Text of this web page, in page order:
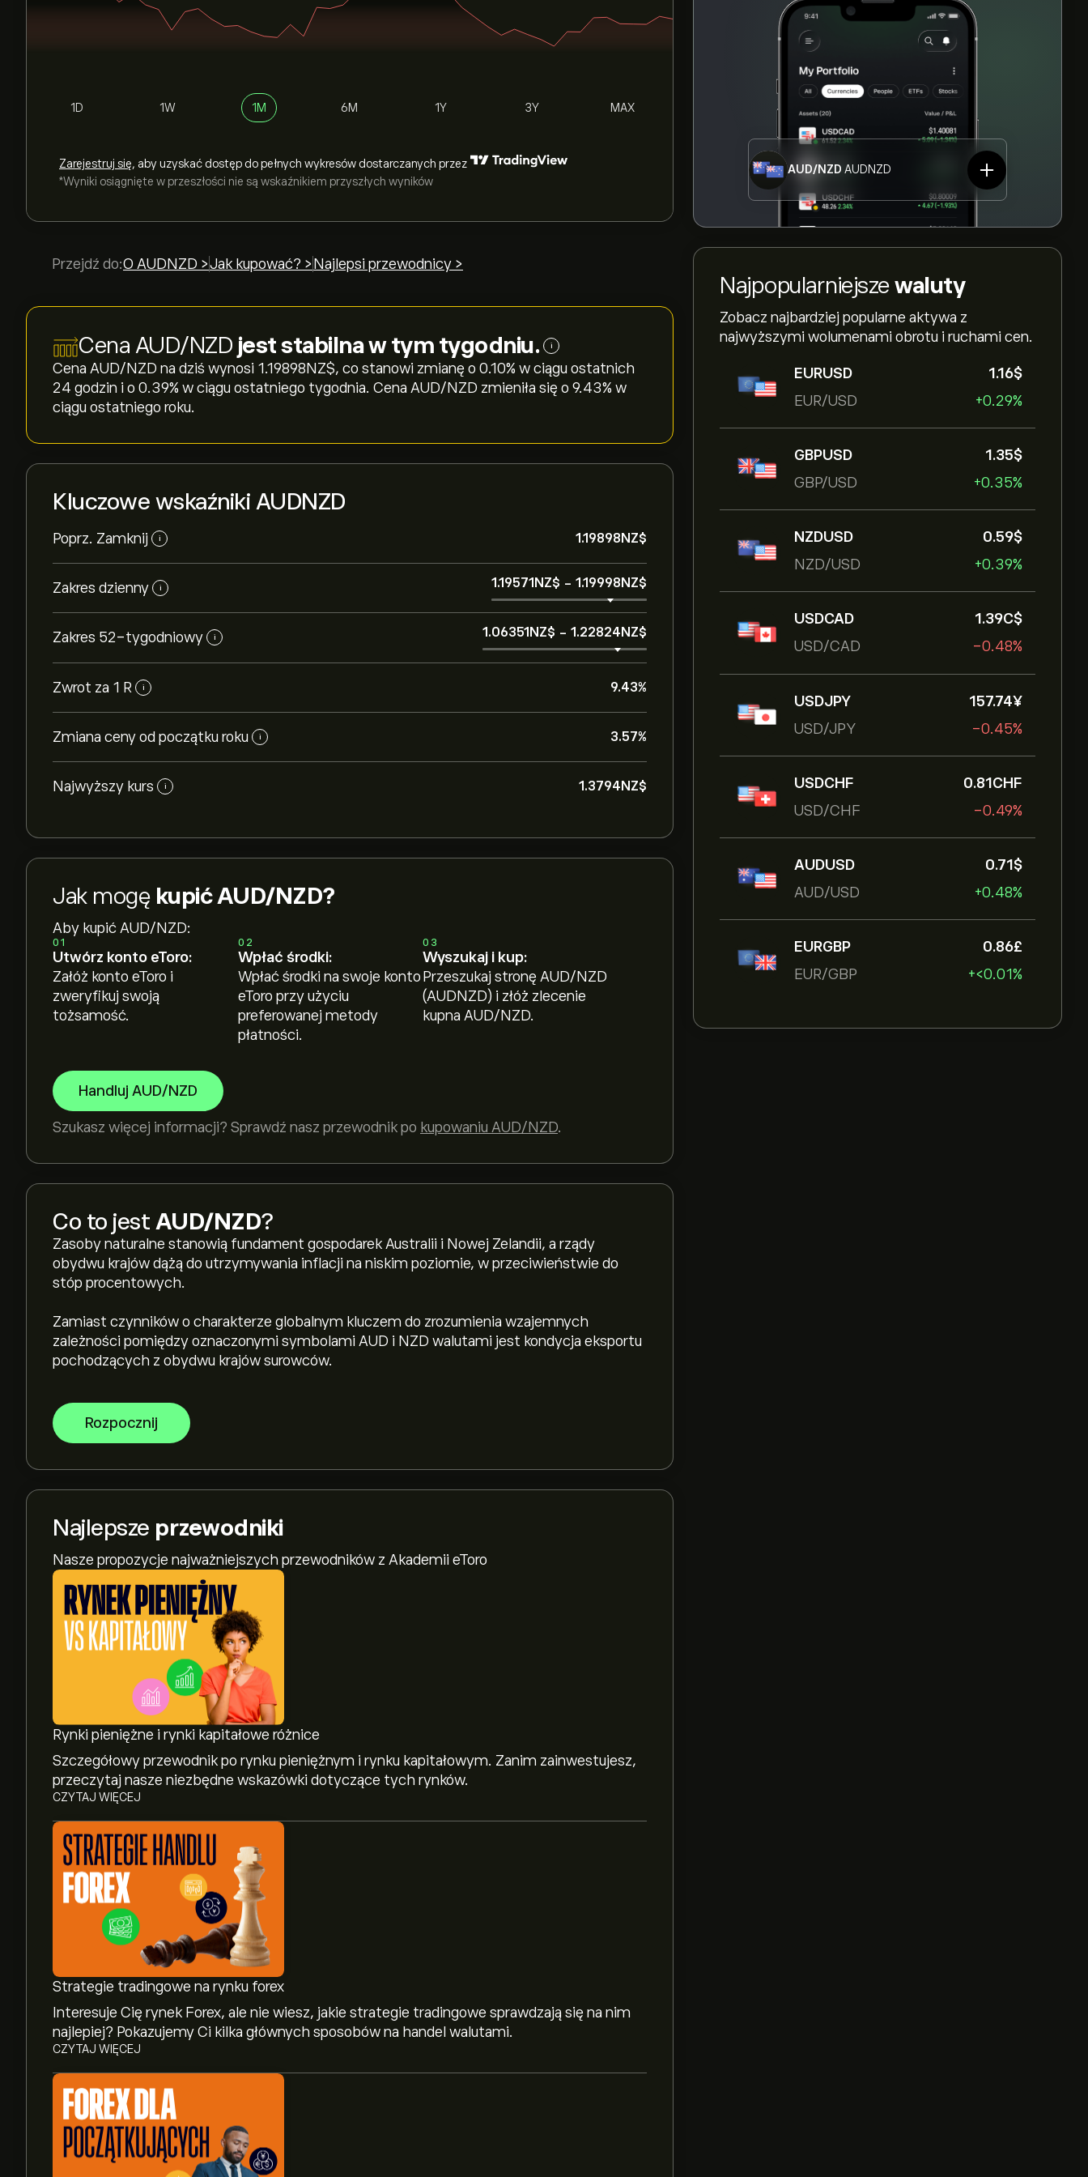
AUD/NZD AUDNZD
Najpopularniejszewaluty
Zobacz najbardziej popularne aktywa z
najwyższymi wolumenami obrotu i ruchami cen.
EURUSD
EUR/USD
1.16‎$‎
+0.29%
GBPUSD
GBP/USD
1.35‎$‎
+0.35%
NZDUSD
NZD/USD
0.59‎$‎
+0.39%
USDCAD
USD/CAD
1.39‎C$‎
-0.48%
USDJPY
USD/JPY
157.74‎¥‎
-0.45%
USDCHF
USD/CHF
0.81‎CHF‎
-0.49%
AUDUSD
AUD/USD
0.71‎$‎
+0.48%
EURGBP
EUR/GBP
0.86‎£‎
+‎<‎0.01%
1D 1W 1M 6M 1Y 3Y MAX
Zarejestruj się, aby uzyskać dostęp do pełnych wykresów dostarczanych przez
*Wyniki osiągnięte w przeszłości nie są wskaźnikiem przyszłych wyników
Przejdź do:O AUDNZD >Jak kupować? > Najlepsi przewodnicy >
Cena AUD/NZD jest stabilna w tym tygodniu. i
Cena AUD/NZD na dziś wynosi 1.19898‎NZ$‎, co stanowi zmianę o ‎0.10‎% w ciągu ostatnich
24 godzin i o ‎0.39‎% w ciągu ostatniego tygodnia. Cena AUD/NZD zmieniła się o ‎9.43‎% w
ciągu ostatniego roku.
Kluczowe wskaźniki AUDNZD
Poprz. Zamknij i 1.19898‎NZ$‎
Zakres dzienny i 1.19571‎NZ$‎ - 1.19998‎NZ$‎
Zakres 52-tygodniowy i 1.06351‎NZ$‎ - 1.22824‎NZ$‎
Zwrot za 1 R i 9.43%
Zmiana ceny od początku roku i 3.57%
Najwyższy kurs i 1.3794‎NZ$‎
Jak mogę kupić AUD/NZD?
Aby kupić AUD/NZD:
01
Utwórz konto eToro:
Załóż konto eToro i
zweryfikuj swoją
tożsamość.
02
Wpłać środki:
Wpłać środki na swoje konto
eToro przy użyciu
preferowanej metody
płatności.
03
Wyszukaj i kup:
Przeszukaj stronę AUD/NZD
(AUDNZD) i złóż zlecenie
kupna AUD/NZD.
Handluj AUD/NZD
Szukasz więcej informacji? Sprawdź nasz przewodnik po kupowaniu AUD/NZD.
Co to jest AUD/NZD?
Zasoby naturalne stanowią fundament gospodarek Australii i Nowej Zelandii, a rządy
obydwu krajów dążą do utrzymywania inflacji na niskim poziomie, w przeciwieństwie do
stóp procentowych.
Zamiast czynników o charakterze globalnym kluczem do zrozumienia wzajemnych
zależności pomiędzy oznaczonymi symbolami AUD i NZD walutami jest kondycja eksportu
pochodzących z obydwu krajów surowców.
Rozpocznij
Najlepsze przewodniki
Nasze propozycje najważniejszych przewodników z Akademii eToro
Rynki pieniężne i rynki kapitałowe różnice
Szczegółowy przewodnik po rynku pieniężnym i rynku kapitałowym. Zanim zainwestujesz,
przeczytaj nasze niezbędne wskazówki dotyczące tych rynków.
CZYTAJ WIĘCEJ
Strategie tradingowe na rynku forex
Interesuje Cię rynek Forex, ale nie wiesz, jakie strategie tradingowe sprawdzają się na nim
najlepiej? Pokazujemy Ci kilka głównych sposobów na handel walutami.
CZYTAJ WIĘCEJ
Obecna cena AUDNZD wynosi 1.19898‎NZ$‎